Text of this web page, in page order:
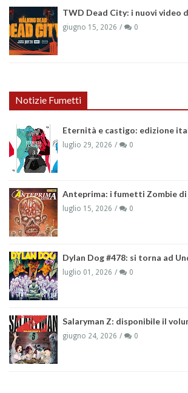
TWD Dead City: i nuovi video
giugno 15, 2026 0
Notizie Fumetti
Eternità e castigo: edizione
luglio 29, 2026 0
Anteprima: i fumetti Zombie
luglio 15, 2026 0
Dylan Dog #478: si torna ad
luglio 01, 2026 0
Salaryman Z: disponibile il
giugno 24, 2026 0